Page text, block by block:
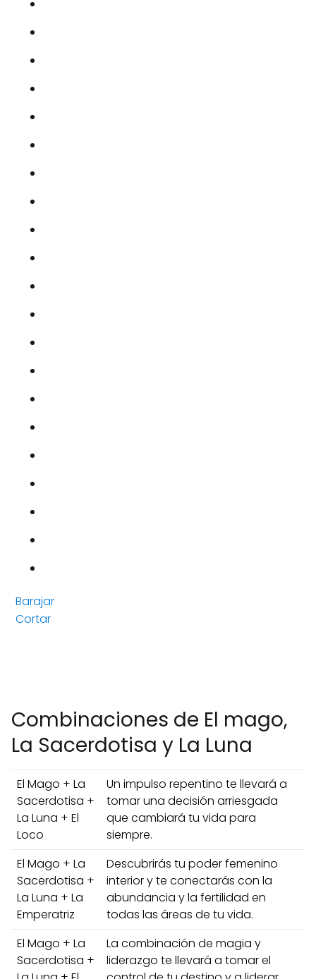
Barajar
Cortar
Combinaciones de El mago,
La Sacerdotisa y La Luna
El Mago + La
Sacerdotisa +
La Luna + El
Loco
Un impulso repentino te llevará a
tomar una decisión arriesgada
que cambiará tu vida para
siempre.
El Mago + La
Sacerdotisa +
La Luna + La
Emperatriz
Descubrirás tu poder femenino
interior y te conectarás con la
abundancia y la fertilidad en
todas las áreas de tu vida.
El Mago + La
Sacerdotisa +
La combinación de magia y
liderazgo te llevará a tomar el